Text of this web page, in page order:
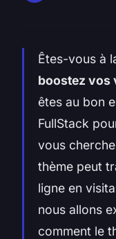
Êtes-vous à
boostez vos
êtes au bon
FullStack
vous
thème peut
ligne en
nous allons
comment le